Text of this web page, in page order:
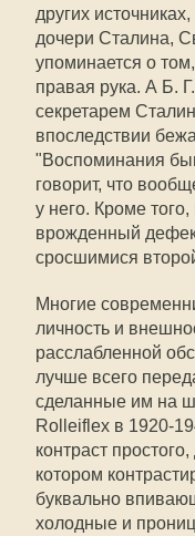
других
дочери Сталина,
упоминается о
правая рука. А Б.
секретарем
впоследствии
"Воспоминания
говорит, что
у него. Кроме
врожденный
сросшимися
Многие
личность и
расслабленной
лучше всего
сделанные им на
Rolleiflex в 1920-
контраст
котором
буквально
холодные и